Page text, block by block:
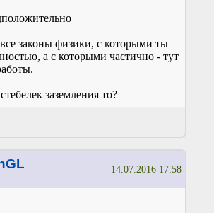
все законы физики, с которыми ты
а с которыми частично - тут
заземления то?
14.07.2016 17:58